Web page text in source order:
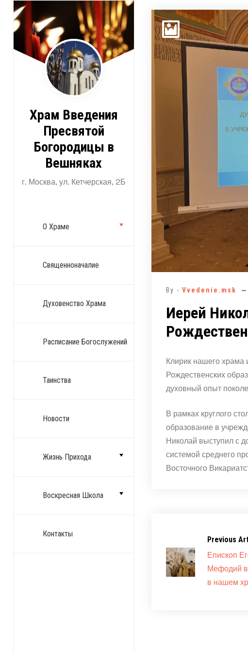
Перейти
содержимому
Храм Введения
Пресвятой
Богородицы в
Вешняках
г. Москва, ул. Кетчерская, 2Б
О Храме
Священноначалие
Духовенство Храма
Расписание Богослужений
Таинства
Новости
Жизнь Прихода
Воскресная Школа
Контакты
By - Vvedenie.msk
Иерей
Клирик нашего
Рождественских
духовный опыт
В рамках круглого
образование в
Николай выступил с
системой среднего
Восточного
Previous
Епископ
Мефодий
в нашем